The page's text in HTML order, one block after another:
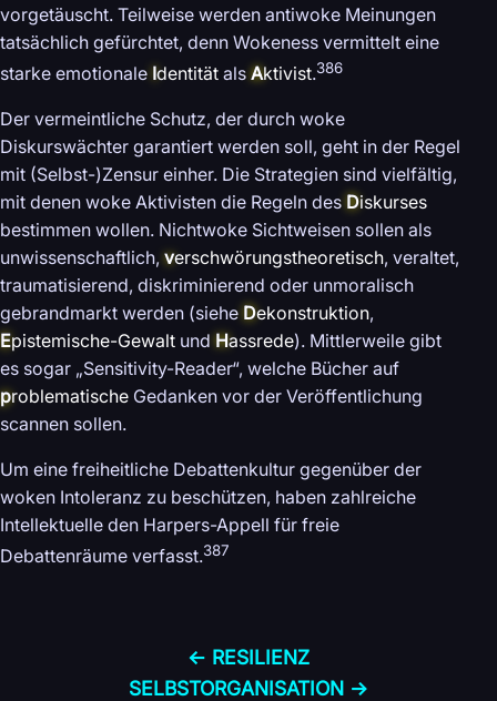
vorgetäuscht. Teilweise werden antiwoke Meinungen
tatsächlich gefürchtet, denn Wokeness vermittelt eine
starke emotionale Identität als Aktivist.386
Der vermeintliche Schutz, der durch woke
Diskurswächter garantiert werden soll, geht in der Regel
mit (Selbst-)Zensur einher. Die Strategien sind vielfältig,
mit denen woke Aktivisten die Regeln des Diskurses
bestimmen wollen. Nichtwoke Sichtweisen sollen als
unwissenschaftlich, verschwörungstheoretisch, veraltet,
traumatisierend, diskriminierend oder unmoralisch
gebrandmarkt werden (siehe Dekonstruktion,
Epistemische-Gewalt und Hassrede). Mittlerweile gibt
es sogar „Sensitivity-Reader“, welche Bücher auf
problematische Gedanken vor der Veröffentlichung
scannen sollen.
Um eine freiheitliche Debattenkultur gegenüber der
woken Intoleranz zu beschützen, haben zahlreiche
Intellektuelle den Harpers-Appell für freie
Debattenräume verfasst.387
← RESILIENZ
SELBST­ORGANISATION →